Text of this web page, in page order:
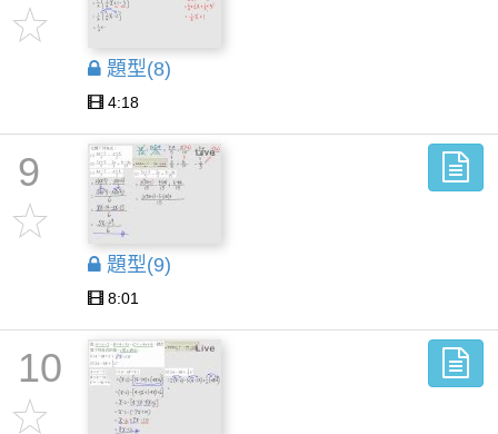
題型(8)
4:18
9
題型(9)
8:01
10